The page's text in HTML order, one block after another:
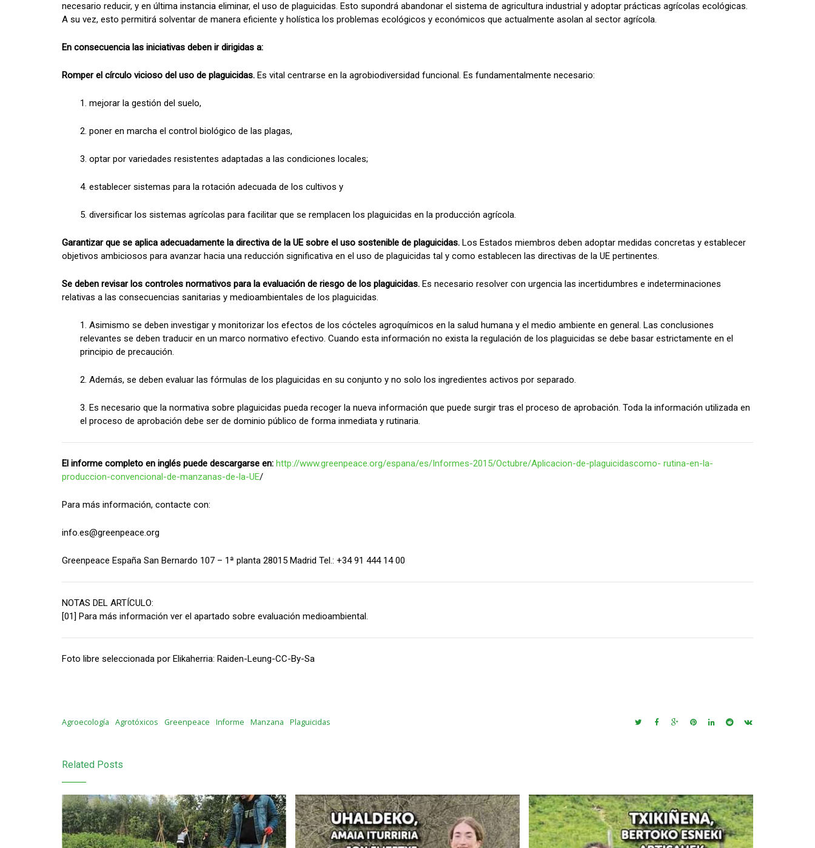
necesario reducir, y en última instancia eliminar, el uso de plaguicidas. Esto supondrá abandonar el sistema de agricultura industrial y adoptar prácticas agrícolas ecológicas.
A su vez, esto permitirá solventar de manera eficiente y holística los problemas ecológicos y económicos que actualmente asolan al sector agrícola.
En consecuencia las iniciativas deben ir dirigidas a:
Romper el círculo vicioso del uso de plaguicidas. Es vital centrarse en la agrobiodiversidad funcional. Es fundamentalmente necesario:
1. mejorar la gestión del suelo,
2. poner en marcha el control biológico de las plagas,
3. optar por variedades resistentes adaptadas a las condiciones locales;
4. establecer sistemas para la rotación adecuada de los cultivos y
5. diversificar los sistemas agrícolas para facilitar que se remplacen los plaguicidas en la producción agrícola.
Garantizar que se aplica adecuadamente la directiva de la UE sobre el uso sostenible de plaguicidas. Los Estados miembros deben adoptar medidas concretas y establecer
objetivos ambiciosos para avanzar hacia una reducción significativa en el uso de plaguicidas tal y como establecen las directivas de la UE pertinentes.
Se deben revisar los controles normativos para la evaluación de riesgo de los plaguicidas. Es necesario resolver con urgencia las incertidumbres e indeterminaciones
relativas a las consecuencias sanitarias y medioambientales de los plaguicidas.
1. Asimismo se deben investigar y monitorizar los efectos de los cócteles agroquímicos en la salud humana y el medio ambiente en general. Las conclusiones
relevantes se deben traducir en un marco normativo efectivo. Cuando esta información no exista la regulación de los plaguicidas se debe basar estrictamente en el
principio de precaución.
2. Además, se deben evaluar las fórmulas de los plaguicidas en su conjunto y no solo los ingredientes activos por separado.
3. Es necesario que la normativa sobre plaguicidas pueda recoger la nueva información que puede surgir tras el proceso de aprobación. Toda la información utilizada en
el proceso de aprobación debe ser de dominio público de forma inmediata y rutinaria.
El informe completo en inglés puede descargarse en: http://www.greenpeace.org/espana/es/Informes-2015/Octubre/Aplicacion-de-plaguicidascomo- rutina-en-la-
produccion-convencional-de-manzanas-de-la-UE/
Para más información, contacte con:
info.es@greenpeace.org
Greenpeace España San Bernardo 107 – 1ª planta 28015 Madrid Tel.: +34 91 444 14 00
NOTAS DEL ARTÍCULO:
[01] Para más información ver el apartado sobre evaluación medioambiental.
Foto libre seleccionada por Elikaherria: Raiden-Leung-CC-By-Sa
Agroecología Agrotóxicos Greenpeace Informe Manzana Plaguicidas
Related Posts